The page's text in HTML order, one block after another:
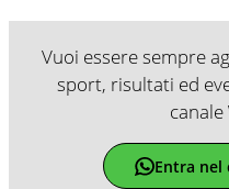
Vuoi essere sempre
sport, risultati ed
canale
Entra nel